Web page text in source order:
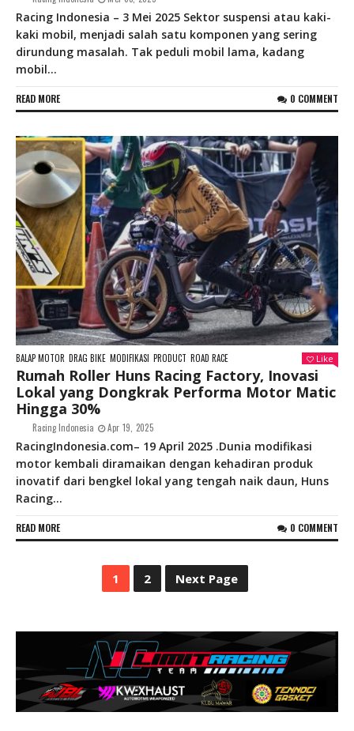
Racing Indonesia – 3 Mei 2025 Sektor suspensi atau kaki-
kaki mobil, menjadi salah satu komponen yang sering
dirundung masalah. Tak peduli mobil lama, kadang
mobil...
READ MORE 0 COMMENT
BALAP MOTOR DRAG BIKE MODIFIKASI PRODUCT ROAD RACE Like
Rumah Roller Huns Racing Factory, Inovasi
Lokal yang Dongkrak Performa Motor Matic
Hingga 30%
Racing Indonesia Apr 19, 2025
RacingIndonesia.com– 19 April 2025 .Dunia modifikasi
motor kembali diramaikan dengan kehadiran produk
inovatif dari bengkel lokal yang tengah naik daun, Huns
Racing...
READ MORE 0 COMMENT
1 2 Next Page